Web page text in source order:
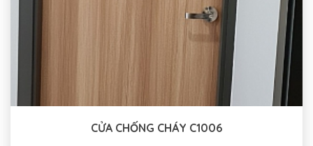
CỬA CHỐNG CHÁY C1006